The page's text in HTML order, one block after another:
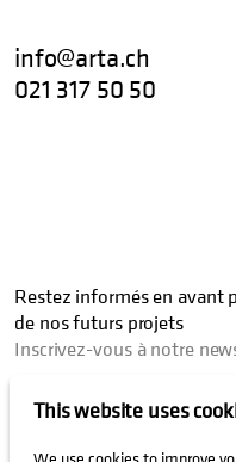
info@arta.ch
021 317 50 50
Restez informés en avant
de nos futurs projets
Inscrivez-vous à notre
J’autorise que les activités
This website uses